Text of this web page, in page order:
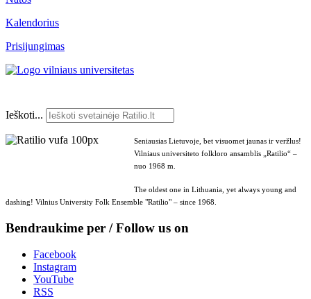
Kalendorius
Prisijungimas
Ieškoti...
Seniausias Lietuvoje, bet visuomet jaunas ir veržlus!
Vilniaus universiteto folkloro ansamblis „Ratilio“ –
nuo 1968 m.
The oldest one in Lithuania, yet always young and
dashing! Vilnius University Folk Ensemble "Ratilio" – since 1968.
Bendraukime per / Follow us on
Facebook
Instagram
YouTube
RSS